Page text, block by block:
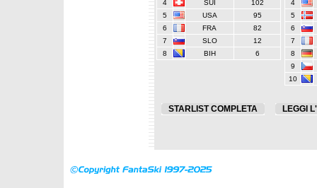
4
SUI
102
5
USA
95
6
FRA
82
7
SLO
12
8
BIH 6
4
5
6
7
8
9
10
STARLIST COMPLETA LEGGI